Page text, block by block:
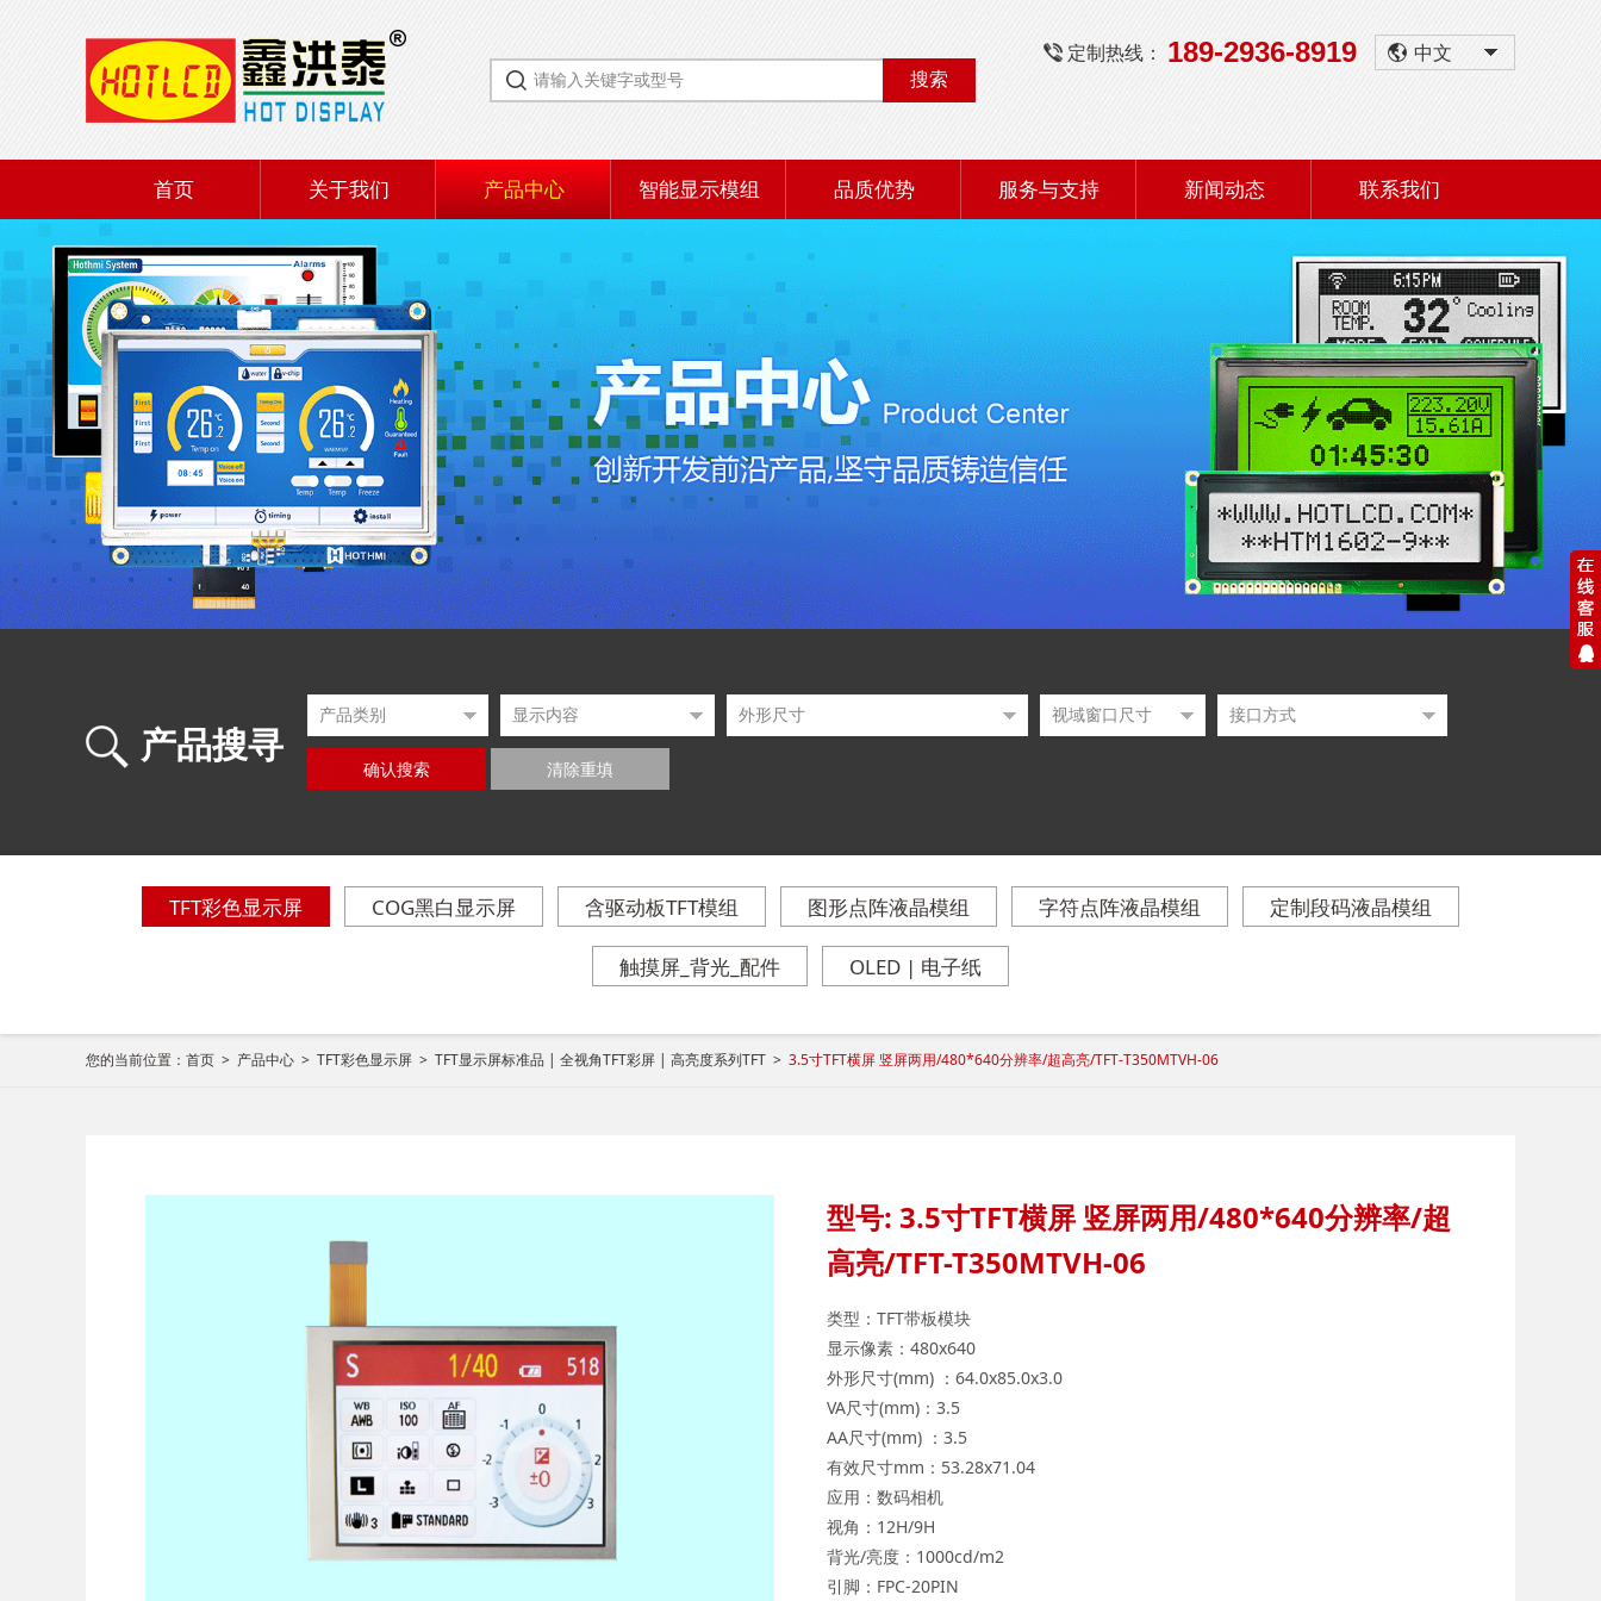
搜索
定制热线： 189-2936-8919 中文
首页 关于我们 产品中心 智能显示模组 品质优势 服务与支持 新闻动态 联系我们
产品搜寻
确认搜索 清除重填
TFT彩色显示屏 COG黑白显示屏 含驱动板TFT模组 图形点阵液晶模组 字符点阵液晶模组 定制段码液晶模组
触摸屏_背光_配件 OLED | 电子纸
您的当前位置： 首页 > 产品中心 > TFT彩色显示屏 > TFT显示屏标准品 | 全视角TFT彩屏 | 高亮度系列TFT > 3.5寸TFT横屏 竖屏两用/480*640分辨率/超高亮/TFT-T350MTVH-06
型号: 3.5寸TFT横屏 竖屏两用/480*640分辨率/超
高亮/TFT-T350MTVH-06
类型：TFT带板模块
显示像素：480x640
外形尺寸(mm) ：64.0x85.0x3.0
VA尺寸(mm)：3.5
AA尺寸(mm) ：3.5
有效尺寸mm：53.28x71.04
应用：数码相机
视角：12H/9H
背光/亮度：1000cd/m2
引脚：FPC-20PIN